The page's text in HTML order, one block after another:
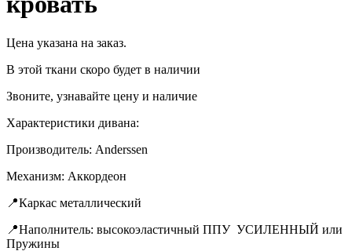
Цена указана на заказ.
В этой ткани скоро будет в наличии
Звоните, узнавайте цену и наличие
Характеристики дивана:
Производитель: Anderssen
Механизм: Аккордеон
📍Каркас металлический
📍Наполнитель: высокоэластичный ППУ УСИЛЕННЫЙ или
Пружины